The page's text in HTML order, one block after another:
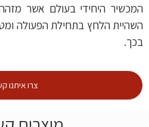
המכשיר היחידי בעולם אשר
השהיית הלחץ בתחילת הפעולה
בכך.
צרו איתנו